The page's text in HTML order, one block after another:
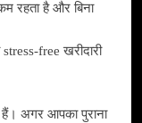
रहता है और बिना
free खरीदारी
अगर आपका पुराना